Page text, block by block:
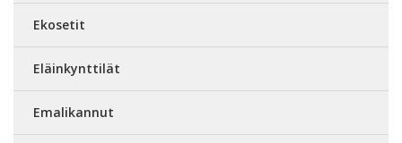
Ekosetit
Eläinkynttilät
Emalikannut